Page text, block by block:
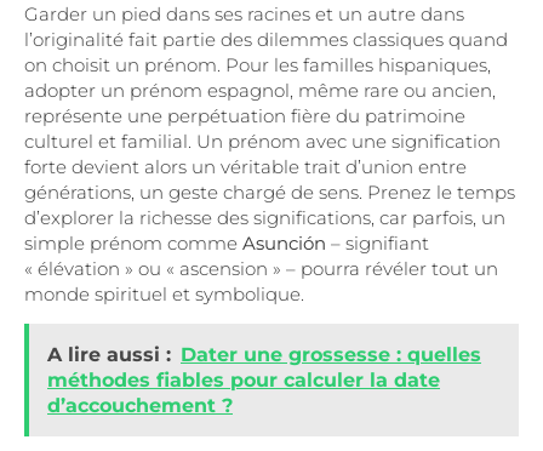
Garder un pied dans ses racines et un autre dans
l’originalité fait partie des dilemmes classiques quand
on choisit un prénom. Pour les familles hispaniques,
adopter un prénom espagnol, même rare ou ancien,
représente une perpétuation fière du patrimoine
culturel et familial. Un prénom avec une signification
forte devient alors un véritable trait d’union entre
générations, un geste chargé de sens. Prenez le temps
d’explorer la richesse des significations, car parfois, un
simple prénom comme Asunción – signifiant
« élévation » ou « ascension » – pourra révéler tout un
monde spirituel et symbolique.
A lire aussi : Dater une grossesse : quelles
méthodes fiables pour calculer la date
d’accouchement ?